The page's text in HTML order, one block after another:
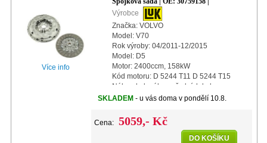
Více info
Výrobce
Značka: VOLVO
Model: V70
Rok výroby: 04/2011-12/2015
Model: D5
Motor: 2400ccm, 158kW
Kód motoru: D 5244 T11 D 5244 T15
Náhon kol: náhon předních kol
Další info: s automatickým nastavením
SKLADEM - u vás doma v pondělí 10.8.
Cena: 5059,- Kč
DO KOŠÍKU